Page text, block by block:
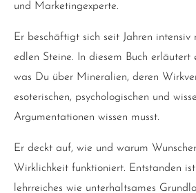
und Marketingexperte.
Er beschäftigt sich seit Jahren
edlen Steine. In diesem Buch erläutert
was Du über Mineralien, deren
esoterischen, psychologischen und
Argumentationen wissen musst.
Er deckt auf, wie und warum
Wirklichkeit funktioniert. Entstanden
lehrreiches wie unterhaltsames